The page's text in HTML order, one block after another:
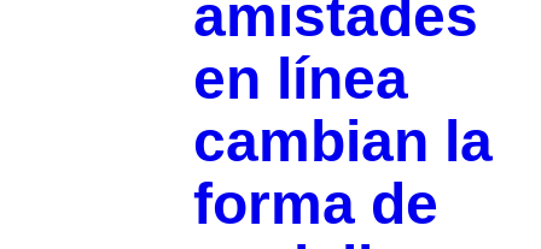
amistades
en línea
cambian la
forma de